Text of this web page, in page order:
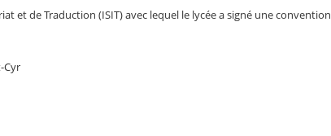
et de Traduction (ISIT) avec lequel le lycée a signé une convention
Cyr